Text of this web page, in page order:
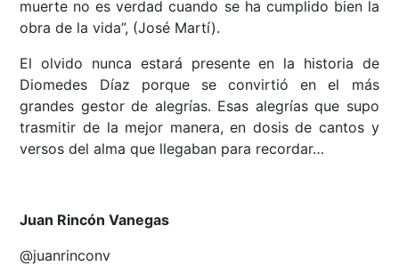
muerte no es verdad cuando se ha cumplido bien la
obra de la vida”, (José Martí).
El olvido nunca estará presente en la historia de
Diomedes Díaz porque se convirtió en el más
grandes gestor de alegrías. Esas alegrías que supo
trasmitir de la mejor manera, en dosis de cantos y
versos del alma que llegaban para recordar…
Juan Rincón Vanegas
@juanrinconv